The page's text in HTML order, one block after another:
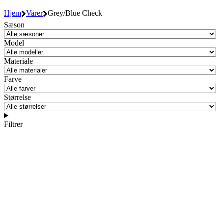
Hjem Varer Grey/Blue Check
Sæson
Model
Materiale
Farve
Størrelse
Filtrer